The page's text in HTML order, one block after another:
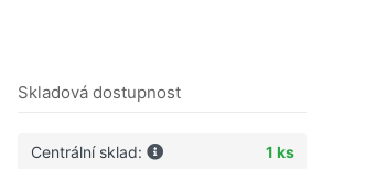
Skladová dostupnost
Centrální sklad: 1 ks